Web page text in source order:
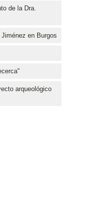
de la Dra.
en Burgos
arqueológico